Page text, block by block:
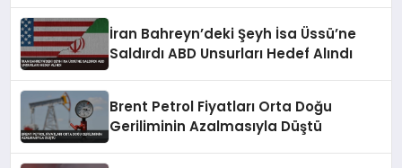
İran Bahreyn’deki Şeyh İsa Üssü’ne
Saldırdı ABD Unsurları Hedef Alındı
Brent Petrol Fiyatları Orta Doğu
Geriliminin Azalmasıyla Düştü